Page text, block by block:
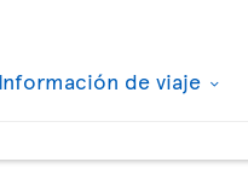
Información de viaje